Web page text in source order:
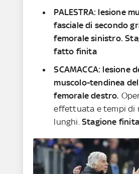
PALESTRA: lesione
fasciale di secondo
femorale sinistro.
fatto finita
SCAMACCA: lesione
muscolo-tendinea
femorale destro.
effettuata e tempi di
lunghi. Stagione finita